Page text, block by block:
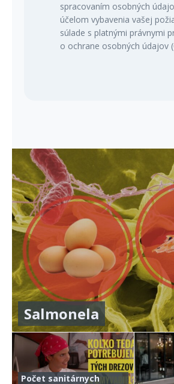
spracovaním osobných
účelom vybavenia vašej
súlade s platnými právnymi
o ochrane osobných údajov
Salmonela
Počet sanitárnych